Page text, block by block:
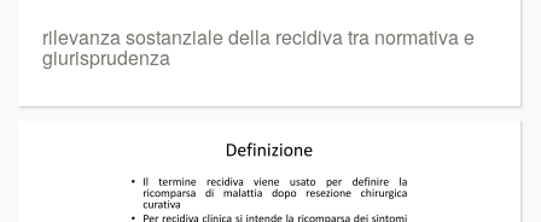
rilevanza sostanziale della recidiva tra normativa e
giurisprudenza